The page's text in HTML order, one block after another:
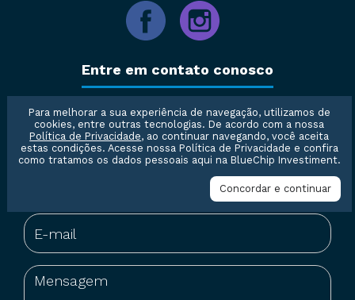
Entre em contato conosco
Para melhorar a sua experiência de navegação, utilizamos de
cookies, entre outras tecnologias. De acordo com a nossa
Política de Privacidade, ao continuar navegando, você aceita
estas condições. Acesse nossa Política de Privacidade e confira
como tratamos os dados pessoais aqui na BlueChip Investiment.
Concordar e continuar